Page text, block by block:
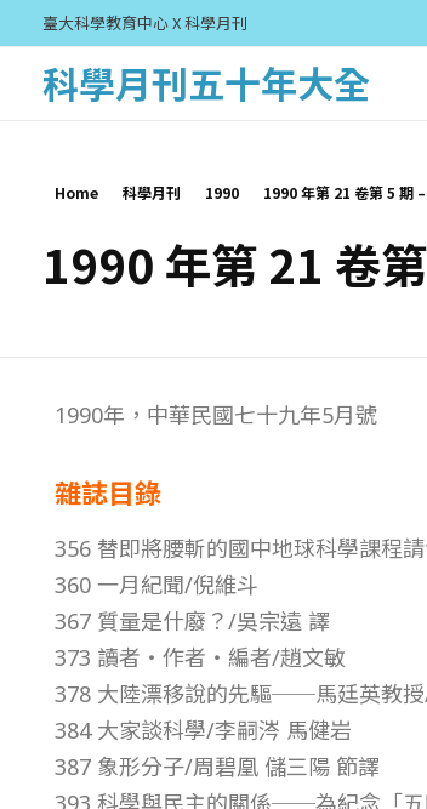
臺大科學教育中心 X 科學月刊
科學月刊五十年大全
Home 科學月刊 1990 1990 年第 21 卷第 5 期
1990 年第 21 卷
1
9
0
年
第
2
1990年，中華民國七十九年5月號
雜誌目錄
356 替即將腰斬的國中地球科學課程
360 一月紀聞/倪維斗
367 質量是什廢？/吳宗遠 譯
373 讀者‧作者‧編者/趙文敏
378 大陸漂移說的先驅──馬廷英教
384 大家談科學/李嗣涔 馬健岩
387 象形分子/周碧凰 儲三陽 節譯
393 科學與民主的關係──為紀念「